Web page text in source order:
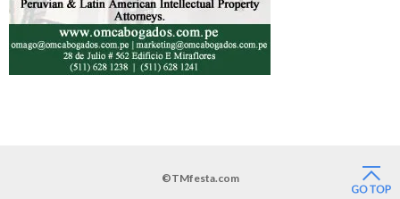
©TMfesta.com